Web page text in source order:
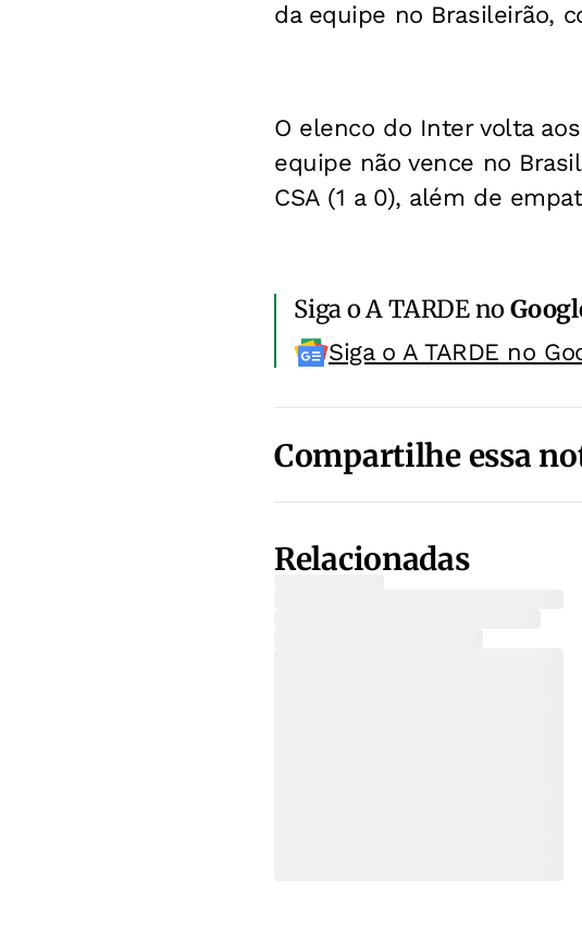
da equipe no Brasileirão,
O elenco do Inter volta
equipe não vence no
CSA (1 a 0), além de
Siga o A TARDE no
Siga o A TARDE no
Compartilhe essa
Relacionadas